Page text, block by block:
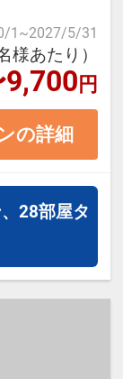
シング
をご予
ド1台を
・添い
）：無
1 ~2027/5/31
あたり）
円
の詳細
28部屋タ